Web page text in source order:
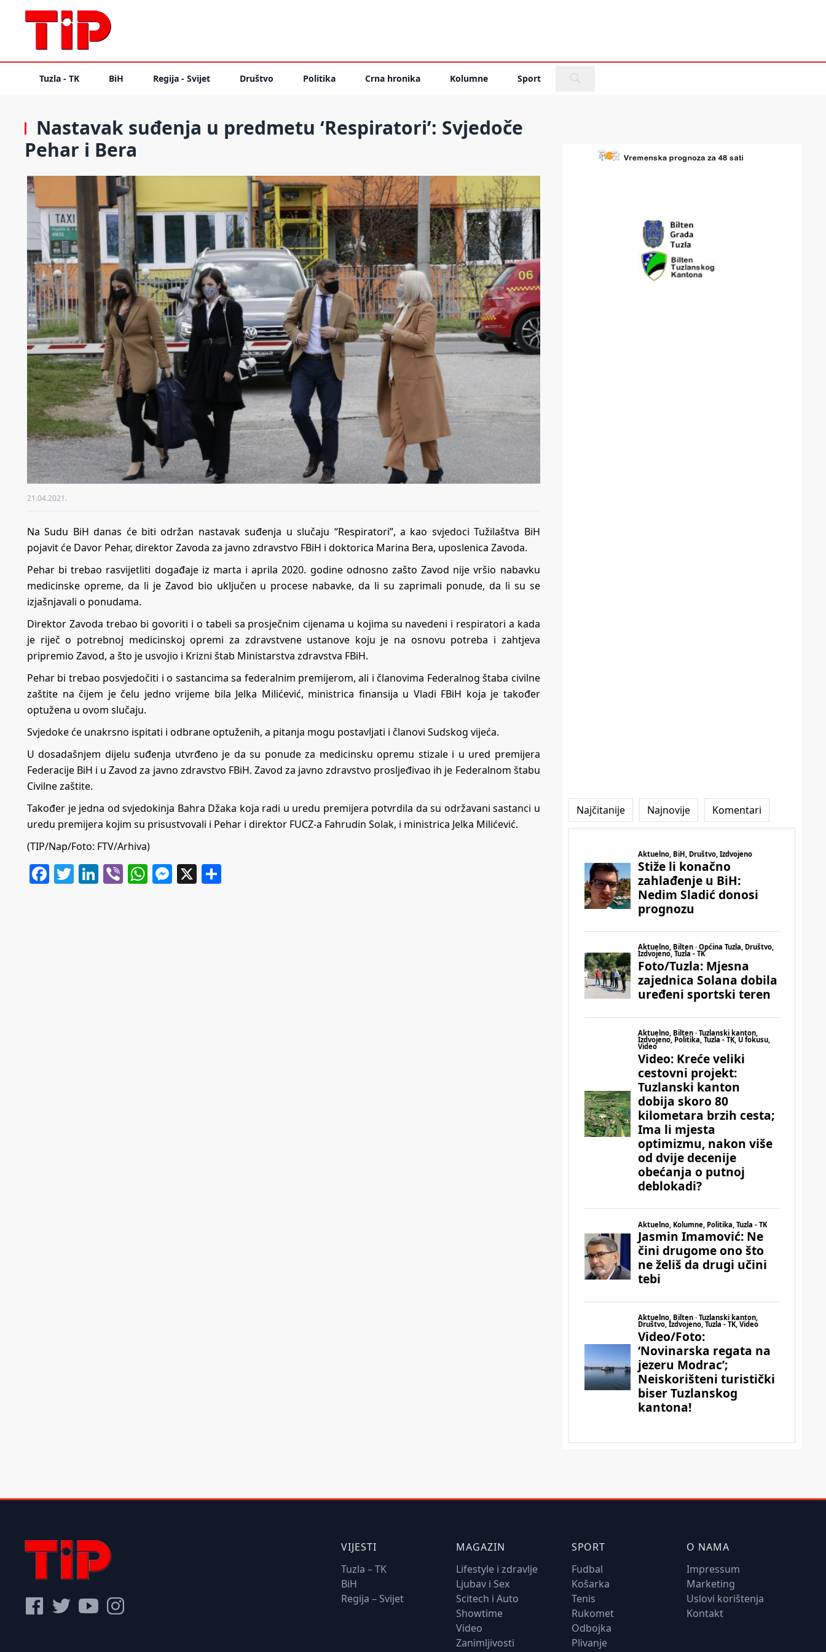
Tuzla - TK BiH Regija - Svijet Društvo Politika Crna hronika Kolumne Sport
Nastavak suđenja u predmetu ‘Respiratori’: Svjedoče
Pehar i Bera
21.04.2021.
Na Sudu BiH danas će biti održan nastavak suđenja u slučaju “Respiratori”, a kao svjedoci Tužilaštva BiH
pojavit će Davor Pehar, direktor Zavoda za javno zdravstvo FBiH i doktorica Marina Bera, uposlenica Zavoda.
Pehar bi trebao rasvijetliti događaje iz marta i aprila 2020. godine odnosno zašto Zavod nije vršio nabavku
medicinske opreme, da li je Zavod bio uključen u procese nabavke, da li su zaprimali ponude, da li su se
izjašnjavali o ponudama.
Direktor Zavoda trebao bi govoriti i o tabeli sa prosječnim cijenama u kojima su navedeni i respiratori a kada
je riječ o potrebnoj medicinskoj opremi za zdravstvene ustanove koju je na osnovu potreba i zahtjeva
pripremio Zavod, a što je usvojio i Krizni štab Ministarstva zdravstva FBiH.
Pehar bi trebao posvjedočiti i o sastancima sa federalnim premijerom, ali i članovima Federalnog štaba civilne
zaštite na čijem je čelu jedno vrijeme bila Jelka Milićević, ministrica finansija u Vladi FBiH koja je također
optužena u ovom slučaju.
Svjedoke će unakrsno ispitati i odbrane optuženih, a pitanja mogu postavljati i članovi Sudskog vijeća.
U dosadašnjem dijelu suđenja utvrđeno je da su ponude za medicinsku opremu stizale i u ured premijera
Federacije BiH i u Zavod za javno zdravstvo FBiH. Zavod za javno zdravstvo prosljeđivao ih je Federalnom štabu
Civilne zaštite.
Također je jedna od svjedokinja Bahra Džaka koja radi u uredu premijera potvrdila da su održavani sastanci u
uredu premijera kojim su prisustvovali i Pehar i direktor FUCZ-a Fahrudin Solak, i ministrica Jelka Milićević.
(TIP/Nap/Foto: FTV/Arhiva)
Facebook
Twitter
LinkedIn
ViberWhatsApp
Messenger
X
Najčitanije Najnovije Komentari
VIJESTI
Tuzla – TK
BiH
Regija – Svijet
MAGAZIN
Lifestyle i zdravlje
Ljubav i Sex
Scitech i Auto
Showtime
Video
Zanimljivosti
SPORT
Fudbal
Košarka
Tenis
Rukomet
Odbojka
Plivanje
O NAMA
Impressum
Marketing
Uslovi korištenja
Kontakt